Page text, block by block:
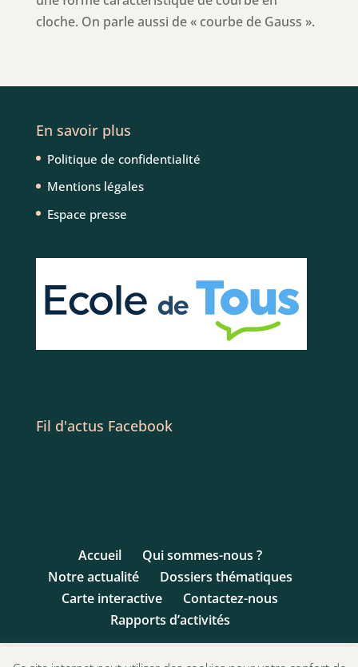
cloche. On parle aussi de « courbe de Gauss ».
En savoir plus
Politique de confidentialité
Mentions légales
Espace presse
Fil d'actus Facebook
Accueil
Qui sommes-nous ?
Notre actualité
Dossiers thématiques
Carte interactive
Contactez-nous
Rapports d’activités